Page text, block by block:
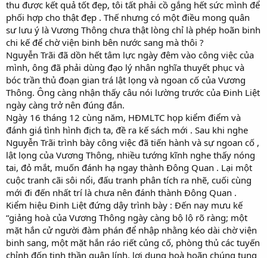
thu được kết quả tốt đẹp, tôi tất phải cồ gắng hết sức mình để
phối hợp cho thật đẹp . Thế nhưng có một điều mong quân
sư lưu ý là Vương Thông chưa thật lòng chỉ là phép hoãn binh
chi kế để chờ viện binh bên nước sang mà thôi ?
Nguyễn Trãi đã dồn hết tâm lực ngày đêm vào công việc của
mình, ông đã phải dùng đạo lý nhân nghĩa thuyết phục và
bóc trần thủ đoạn gian trá lật lọng và ngoan cố của Vương
Thông. Ông càng nhận thấy câu nói lường trước của Đinh Liệt
ngày càng trở nên đúng đắn.
Ngày 16 tháng 12 cùng năm, HĐMLTC họp kiểm điểm và
đánh giá tình hình địch ta, đề ra kế sách mới . Sau khi nghe
Nguyễn Trãi trình bày công việc đã tiến hành và sự ngoan cố ,
lật lọng của Vương Thông, nhiều tướng kĩnh nghe thấy nóng
tai, đỏ mắt, muốn đánh hạ ngay thành Đông Quan . Lại một
cuộc tranh cãi sôi nổi, đấu tranh phân tích ra nhẽ, cuối cùng
mới đi đến nhất trí là chưa nên đánh thành Đông Quan .
Kiểm hiệu Đinh Liệt đứng dậy trình bày : Đến nay mưu kế
“giảng hoà của Vương Thông ngày càng bộ lộ rõ ràng; một
mặt hắn cử người đàm phán để nhập nhằng kéo dài chờ viện
binh sang, một mặt hắn ráo riết củng cố, phòng thủ các tuyến
chỉnh đốn tinh thần quân lính, lợi dụng hoà hoãn chúng tung